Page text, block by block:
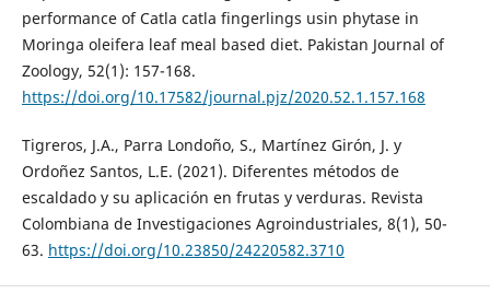
performance of Catla catla fingerlings usin phytase in
Moringa oleifera leaf meal based diet. Pakistan Journal of
Zoology, 52(1): 157-168.
https://doi.org/10.17582/journal.pjz/2020.52.1.157.168
Tigreros, J.A., Parra Londoño, S., Martínez Girón, J. y
Ordoñez Santos, L.E. (2021). Diferentes métodos de
escaldado y su aplicación en frutas y verduras. Revista
Colombiana de Investigaciones Agroindustriales, 8(1), 50-
63. https://doi.org/10.23850/24220582.3710